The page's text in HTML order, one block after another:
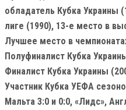
обладатель Кубка Украины
лиге (1990), 13-е место в
Лучшее место в
Полуфиналист Кубка
Финалист Кубка Украины
Участник Кубка УЕФА
Мальта 3:0 и 0:0, «Лидс»,